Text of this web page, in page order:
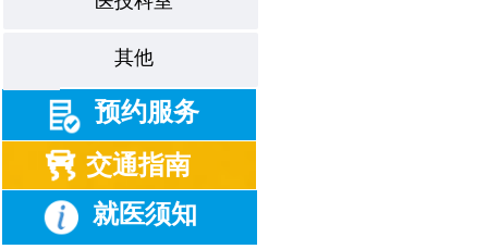
其他
预约服务
交通指南
就医须知